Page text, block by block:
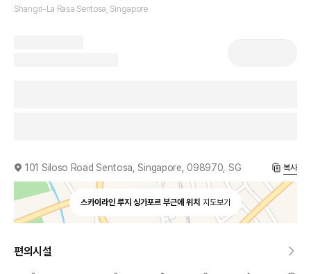
Shangri-La Rasa Sentosa, Singapore
101 Siloso Road Sentosa, Singapore, 098970, SG 복사
스카이라인 루지 싱가포르 부근에 위치 지도보기
편의시설